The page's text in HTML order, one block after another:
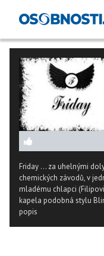
Friday ... za uhelnými
chemických závodů, v
mladému chlapci
kapela podobná stylu
popis